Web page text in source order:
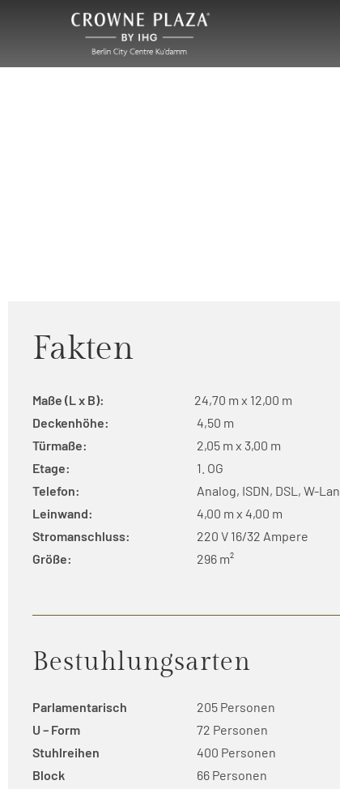
Fakten
Maße (L x B):
24,70 m x 12,00 m
Deckenhöhe:
4,50 m
Türmaße:
2,05 m x 3,00 m
Etage:
1. OG
Telefon:
Analog, ISDN, DSL, W-Lan
Leinwand:
4,00 m x 4,00 m
Stromanschluss:
220 V 16/32 Ampere
Größe:
296 m²
Bestuhlungsarten
Parlamentarisch
205 Personen
U – Form
72 Personen
Stuhlreihen
400 Personen
Block
66 Personen